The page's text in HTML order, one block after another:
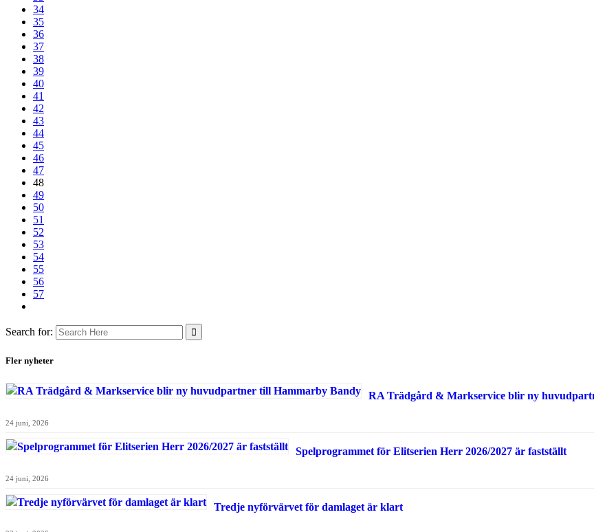
34
35
36
37
38
39
40
41
42
43
44
45
46
47
48
49
50
51
52
53
54
55
56
57
Search for:
Fler nyheter
RA Trädgård & Markservice blir ny
24 juni, 2026
Spelprogrammet för Elitserien Herr 2026/2027 är fastställt
24 juni, 2026
Tredje nyförvärvet för damlaget är klart